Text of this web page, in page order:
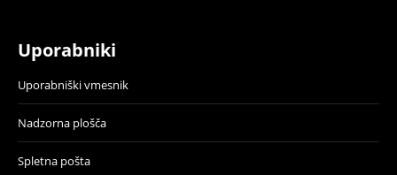
Uporabniki
Uporabniški vmesnik
Nadzorna plošča
Spletna pošta